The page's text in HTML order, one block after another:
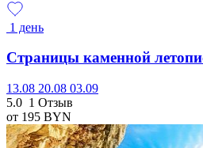
1 день
Страницы каменной
13.08 20.08 03.09
5.0 1 Отзыв
от 195 BYN